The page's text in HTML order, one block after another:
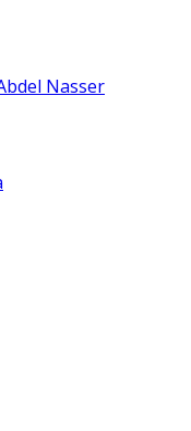
Nasser